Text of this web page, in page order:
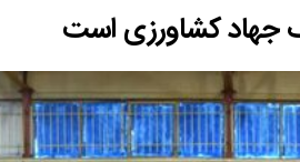
جهاد کشاورزی است